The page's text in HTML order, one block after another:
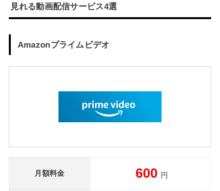
見れる動画配信サービス4選
Amazonプライムビデオ
月額料金 600 円